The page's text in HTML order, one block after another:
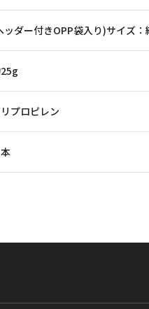
ッダー付きOPP袋入り)サイズ
プロピレン